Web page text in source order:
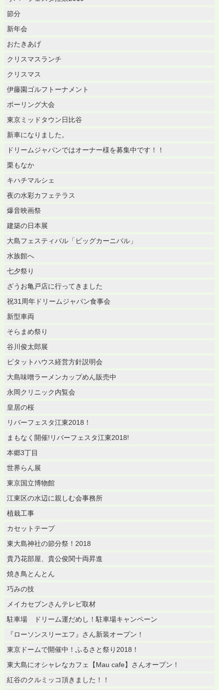
節分
新年会
おたきあげ
クリスマスランチ
クリスマス
伊藤園ゴルフトーナメント
ボーリング大会
東京ミッドタウン日比谷
新車になりました。
ドリームジャパンではオーナー様を募集中です！！
栗もなか
キハチマルシェ
夜の水彩カフェテラス
爆音映画祭
建築の日本展
大島フェスティバル「ビッグカーニバル」
水族館へ
七夕祭り
ざうお亀戸店に行ってきました
祝31周年ドリームジャパン食事会
新型車両
そらまめ祭り
谷川俊太郎展
ピタットハウス経営方針説明会
大島味噌ラーメンカップめん販売中
永岡クリニック内覧会
皇居の桜
リバーフェスタ江東2018！
まもなく開催!リバーフェスタ江東2018!
本郷3丁目
世界らん展
東京国立博物館
江東区の水辺に親しむ会事務所
植栽工事
カセットテープ
東大島神社の節分祭！2018
貴乃花部屋、貴公俊関十両昇進
焼き鳥とんとん
巧みの技
メイカセブンさんテレビ取材
駐車場 ドリーム運だめし！駐車場キャンペーン
『ローソンスリーエフ』さん新装オープン！
東京ドームで開催中！ふるさと祭り2018！
東大島にオシャレなカフェ【Mau cafe】さんオープン！
紅谷のクルミッコ頂きました！！